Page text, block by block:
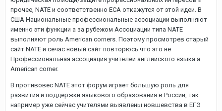
прочее, NATE и соответственно ECA откажутся от этой идеи. В
США Национальные профессиональные ассоциации выполняют
именно эти функции а за рубежом Ассоциации типа NATE
выполняют роль American corners. Поэтому просмотрев старый
сайт NATE и сечас новый сайт повторюсь что это не
Профессиональная ассоциация учителей английского языка а
American corner.
В противовес NATE этот форум играет большую роль для
развития и поддержки языкового образования в России, так
например уже сейчас учителями выявлены новшевства в ЕГЭ